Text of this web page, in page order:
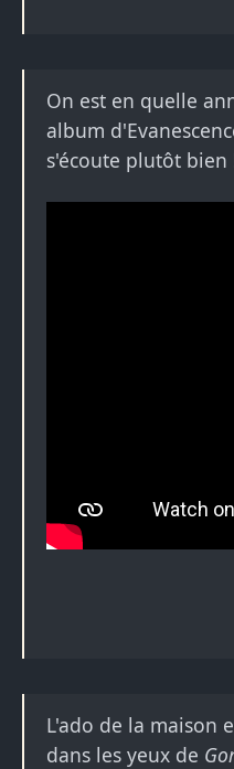
On est en quelle
album
s'écoute plutôt bien
L'ado de la maison
dans les yeux de